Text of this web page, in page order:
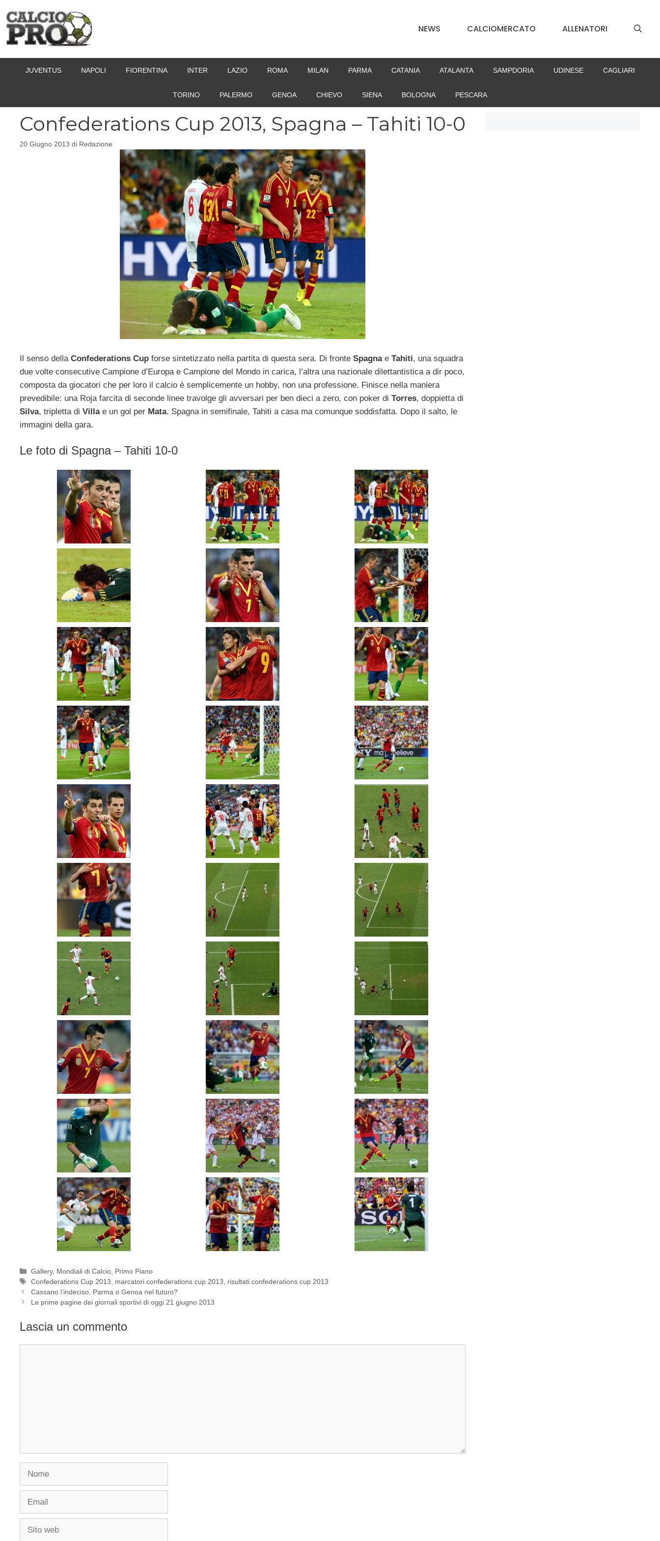
contenuto
NEWS CALCIOMERCATO ALLENATORI
JUVENTUS NAPOLI FIORENTINA INTER LAZIO ROMA MILAN PARMA CATANIA ATALANTA SAMPDORIA UDINESE CAGLIARI
TORINO PALERMO GENOA CHIEVO SIENA BOLOGNA PESCARA
Confederations Cup 2013, Spagna – Tahiti 10-0
20 Giugno 2013 di Redazione
Il senso della Confederations Cup forse sintetizzato nella partita di questa sera. Di fronte Spagnae Tahiti, una squadra
due volte consecutive Campione d’Europa e Campione del Mondo in carica, l’altra una nazionale dilettantistica a dir poco,
composta da giocatori che per loro il calcio è semplicemente un hobby, non una professione. Finisce nella maniera
prevedibile: una Roja farcita di seconde linee travolge gli avversari per ben dieci a zero, con poker di Torres, doppietta di
Silva, tripletta di Villae un gol per Mata. Spagna in semifinale, Tahiti a casa ma comunque soddisfatta. Dopo il salto, le
immagini della gara.
Le foto di Spagna – Tahiti 10-0
Categorie
Gallery, Mondiali di Calcio Primo Piano
Tag
Confederations Cup 2013 marcatori confederations cup 2013
risultati confederations cup 2013
Cassano l’indeciso, Parma o Genoa nel futuro?
Le prime pagine dei giornali sportivi di oggi 21 giugno 2013
Lascia un commento
Nome
Email
Sito